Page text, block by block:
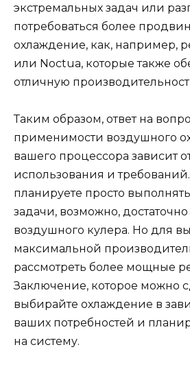
экстремальных задач или
потребоваться более
охлаждение, как, например,
или Noctua, которые также
отличную
Таким образом, ответ на
применимости воздушного
вашего процессора зависит
использования и
планируете просто
задачи, возможно, достаточно
воздушного кулера. Но для
максимальной
рассмотреть более мощные
Заключение, которое можно
выбирайте охлаждение в
ваших потребностей и
на систему.